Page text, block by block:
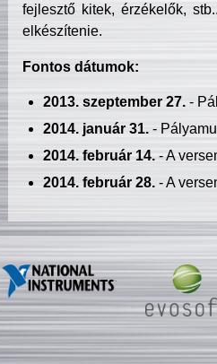
fejlesztő kitek, érzékelők,
elkészítenie.
Fontos dátumok:
2013. szeptember 27.-
2014. január 31.-
2014. február 14.- A
2014. február 28.- A